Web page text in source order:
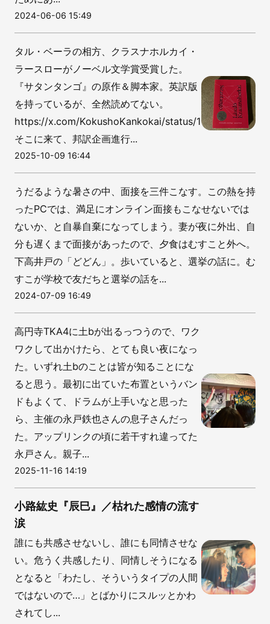
2024-06-06 15:49
タル・ベーラの相方、クラスナホルカイ・
ラースローがノーベル文学賞受賞した。
『サタンタンゴ』の原作＆脚本家。英訳版
を持っているが、全然読めてない。
https://x.com/KokushoKankokai/status/
そこに来て、邦訳企画進行...
2025-10-09 16:44
うだるような暑さの中、面接を三件こなす。この熱を持
ったPCでは、満足にオンライン面接もこなせないでは
ないか、と自暴自棄になってしまう。妻が夜に外出、自
分も遅くまで面接があったので、夕食はむすこと外へ。
下高井戸の「どどん」。歩いていると、選挙の話に。む
すこが学校で友だちと選挙の話を...
2024-07-09 16:49
高円寺TKA4に土bが出るっつうので、ワク
ワクして出かけたら、とても良い夜になっ
た。いずれ土bのことは皆が知ることにな
ると思う。最初に出ていた布置というバン
ドもよくて、ドラムが上手いなと思った
ら、主催の永戸鉄也さんの息子さんだっ
た。アップリンクの頃に若干すれ違ってた
永戸さん。親子...
2025-11-16 14:19
小路紘史『辰巳』／枯れた感情の流す
涙
誰にも共感させないし、誰にも同情させな
い。危うく共感したり、同情しそうになる
となると「わたし、そういうタイプの人間
ではないので…」とばかりにスルッとかわ
されてし...